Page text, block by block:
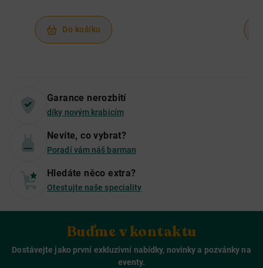
Do košíku
Garance nerozbití
díky novým krabicím
Nevíte, co vybrat?
Poradí vám náš barman
Hledáte něco extra?
Otestujte naše speciality
Buďme v kontaktu
Dostávejte jako první exkluzivní nabídky, novinky a pozvánky na
eventy.